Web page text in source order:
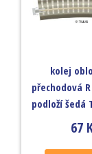
kolej
přechodová
podloží šedá
67